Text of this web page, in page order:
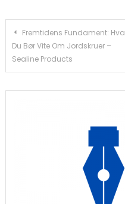
Post
navigation
Fremtidens Fundament: Hva
Du Bør Vite Om Jordskruer –
Sealine Products